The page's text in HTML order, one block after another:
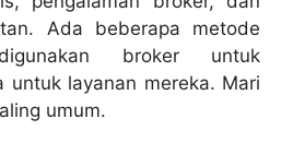
Ada beberapa metode
broker untuk
untuk layanan mereka. Mari
umum.